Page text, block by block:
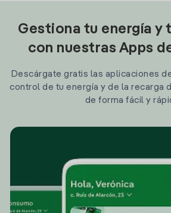
Gestiona tu energía y
con nuestras Apps
Descárgate gratis las aplicaciones
control de tu energía y de la recarga
de forma fácil y